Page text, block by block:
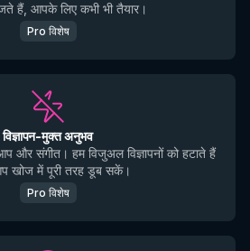
हैं, आपके लिए कभी भी तैयार।
Pro विशेष
विज्ञापन-मुक्त अनुभव
और संगीत। हम विजुअल विज्ञापनों को हटाते हैं
खोज में पूरी तरह डूब सकें।
Pro विशेष